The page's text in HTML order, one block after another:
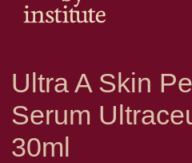
Ultra A Skin Perfecting
30ml
Ultraceuticals